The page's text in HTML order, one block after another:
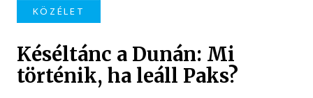
KÖZÉLET
Késéltánc a Dunán: Mi
történik, ha leáll Paks?